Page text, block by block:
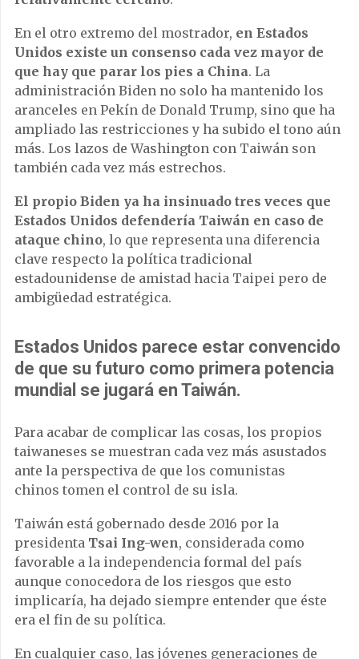
En el otro extremo del mostrador, en Estados
Unidos existe un consenso cada vez mayor de
que hay que parar los pies a China. La
administración Biden no solo ha mantenido los
aranceles en Pekín de Donald Trump, sino que ha
ampliado las restricciones y ha subido el tono aún
más. Los lazos de Washington con Taiwán son
también cada vez más estrechos.
El propio Biden ya ha insinuado tres veces que
Estados Unidos defendería Taiwán en caso de
ataque chino, lo que representa una diferencia
clave respecto la política tradicional
estadounidense de amistad hacia Taipei pero de
ambigüedad estratégica.
Estados Unidos parece estar convencido
de que su futuro como primera potencia
mundial se jugará en Taiwán.
Para acabar de complicar las cosas, los propios
taiwaneses se muestran cada vez más asustados
ante la perspectiva de que los comunistas
chinos tomen el control de su isla.
Taiwán está gobernado desde 2016 por la
presidenta Tsai Ing-wen, considerada como
favorable a la independencia formal del país
aunque conocedora de los riesgos que esto
implicaría, ha dejado siempre entender que éste
era el fin de su política.
En cualquier caso, las jóvenes generaciones de